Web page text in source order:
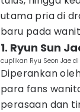
utama pria di
baru pada
1. Ryun Sun
cuplikan Ryu Seon Jae
Diperankan
para fans
perasaan dan